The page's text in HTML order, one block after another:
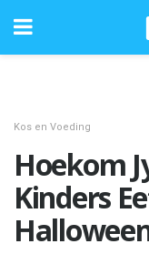
Kos en Voeding
Hoekom
Kinders